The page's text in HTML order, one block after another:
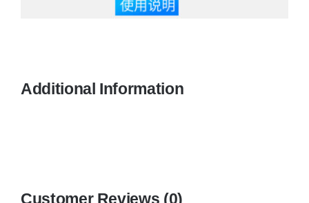
Additional Information
Customer Reviews (0)